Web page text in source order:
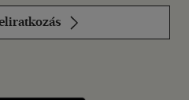
a LinkedInen